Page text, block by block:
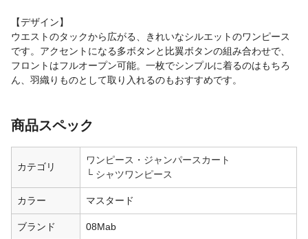
【デザイン】
ウエストのタックから広がる、きれいなシルエットのワンピース
です。アクセントになる多ボタンと比翼ボタンの組み合わせで、
フロントはフルオープン可能。一枚でシンプルに着るのはもちろ
ん、羽織りものとして取り入れるのもおすすめです。
商品スペック
カテゴリ
ワンピース・ジャンパースカート
シャツワンピース
カラー マスタード
ブランド 08Mab